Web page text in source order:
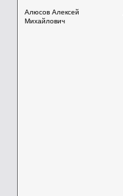
Алюсов Алексей
Михайлович